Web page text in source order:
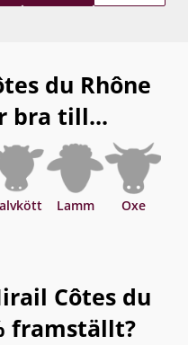
du Rhône
bra till...
Lamm Oxe
Côtes du
framställt?